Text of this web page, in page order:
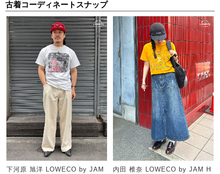
古着コーディネートスナップ
下河原 旭洋 LOWECO by JAM
内田 椎奈 LOWECO by JAM H